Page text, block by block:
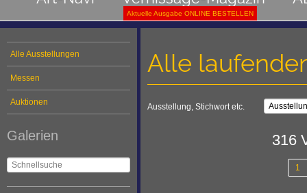
Aktuelle Ausgabe ONLINE BESTELLEN
Alle Ausstellungen
Messen
Auktionen
Galerien
Alle
Ausstellung, Stichwort etc.
316
1